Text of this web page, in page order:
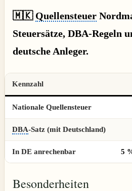
🇲🇰 Quellensteuer
Steuersätze, DBA-Regeln
deutsche Anleger.
Kennzahl
Nationale Quellensteuer
DBA-Satz (mit Deutschland)
In DE anrechenbar 5
Besonderheiten